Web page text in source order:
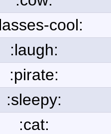
cool:
:laugh:
:pirate:
:sleepy:
:cat: